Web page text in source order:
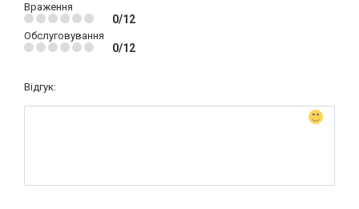
Враження
0/12
Обслуговування
0/12
Відгук: